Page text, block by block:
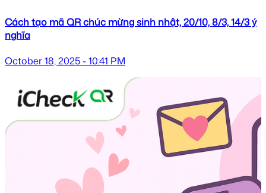
Cách tạo mã QR chúc mừng sinh nhật, 20/10, 8/3, 14/3 ý
nghĩa
October 18, 2025 - 10:41 PM